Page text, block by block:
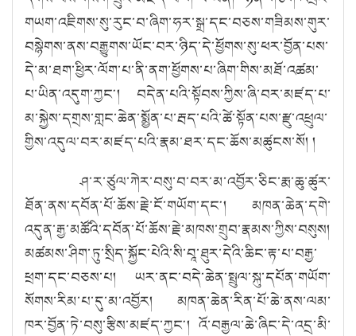
གཡག་འཇིགས་སུ་རུང་བ་ཞིག་ཧར་སྒྲ་དང་བཅས་གཟིམས་གུར་
བསྙེགས་ནས་བརྒྱུགས་ཡོང་བར་ཉིད་དེ་ཕྱོགས་སུ་ཕར་བྱོན་པས་
དེ་མ་ཐག་ཕྱིར་ལོག་པ་ནི་ནག་ཕྱོགས་པ་ཞིག་གིས་མཐོ་འཚམ་
པ་ཡིན་འདུག་ཀྱང༌། བདེན་པའི་སྟོབས་ཀྱིས་ཞི་བར་མཛད་པ་
མ་སྐྱེས་དགྲས་གླང་ཆེན་སྨྱོན་པ་རྦད་པའི་ཚེ་སྟོན་པས་རྫུ་འཕྲུལ་
གྱིས་འདུལ་བར་མཛད་པའི་རྣམ་ཐར་དང་ཆོས་མཚུངས་སོ། །
ཤ་ར་ཙུལ་ཀེར་བསུ་བ་བར་མ་འབྱོར་ཅིང་རྨ་ཆུ་ཚུར་
ཐོན་ནས་དབོན་པོ་ཆོས་རྗེ་ངོ་གཡོག་དང༌། མཁན་ཆེན་དགེ་
འདུན་རྒྱ་མཚོའི་དབོན་པོ་ཆོས་རྗེ་མཁས་གྲུབ་རྣམས་ཀྱིས་བསུས།
མཚམས་ཤིག་ཏུ་སྲིད་སྐྱོང་པེའི་སི་བཱ་ཐུར་དེའི་ཆིང་རྟ་པ་བརྒྱ་
ཕྲག་དང་བཅས་པ། ཡར་ནང་བདེ་ཆེན་སྤྲུལ་སྐུ་དཔོན་གཡོག་
སོགས་རིམ་པ་དུ་མ་འབྱོར། མཁན་ཆེན་རིན་པོ་ཆེ་ནས་ལམ་
ཁར་བྱོན་ཏེ་བསུ་རྩིས་མཛད་ཀྱང༌། འོ་བརྒྱལ་ཆེ་ཞིང་དེ་འདྲ་མི་